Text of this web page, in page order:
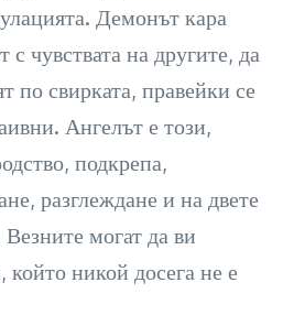
Демонът кара
с чувствата на другите, да
по свирката, правейки се
Ангелът е този,
подкрепа,
разглеждане и на двете
могат да ви
никой досега не е